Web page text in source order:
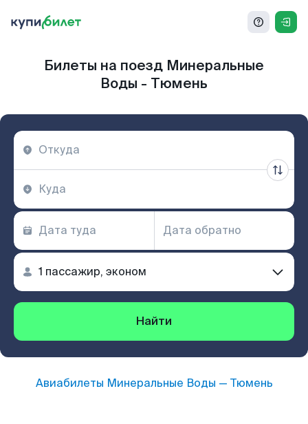
Билеты на поезд Минеральные
Воды - Тюмень
Найти
Авиабилеты Минеральные Воды — Тюмень